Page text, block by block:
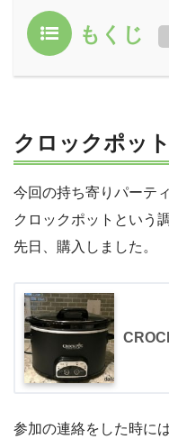
もくじ
クロックポッ
今回の持ち寄りパーテ
クロックポットという
先日、購入しました。
参加の連絡をした時には